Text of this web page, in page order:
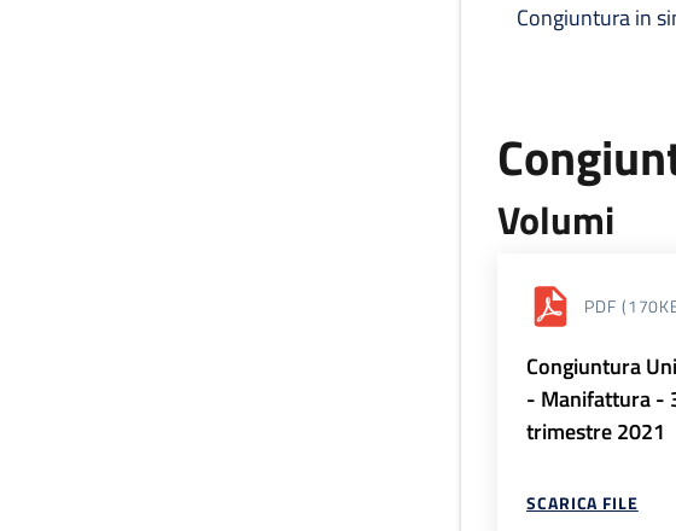
Congiuntura in
Volumi
PDF
Congiuntura
- Manifattura -
trimestre 2021
SCARICA FILE